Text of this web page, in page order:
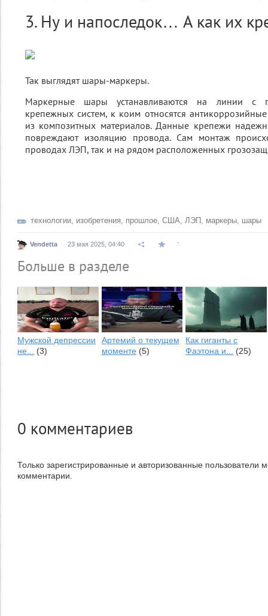
3. Ну и напоследок… А как их
Так выглядят шары-маркеры.
Маркерные шары устанавливаются на линии с
крепежных систем, к коим относятся
из композитных материалов. Данные крепежи
повреждают изоляцию провода. Сам монтаж
проводах ЛЭП, так и на рядом расположенных
технологии, изобретения, прошлое, США, ЛЭП , маркеры, шары
Vendetta 23 мая 2025, 04:40
Больше в разделе
Мужской депрессии
не... (3)
Артемий о текущем
моменте (5)
Как гиганты с
Фаэтона и... (25)
0 комментариев
Только зарегистрированные и авторизованные пользователи
комментарии.